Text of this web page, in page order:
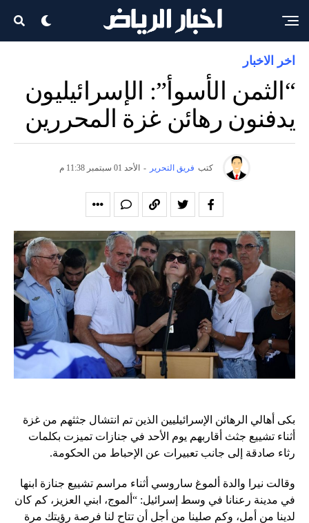
اخر الاخبار
“الثمن الأسوأ”: الإسرائيليون
يدفنون رهائن غزة المحررين
كتب فريق التحرير - الأحد 01 سبتمبر 11:38 م
بكى أهالي الرهائن الإسرائيليين الذين تم انتشال جثثهم من غزة
أثناء تشييع جثث أقاربهم يوم الأحد في جنازات تميزت بكلمات
رثاء صادقة إلى جانب تعبيرات عن الإحباط من الحكومة.
وقالت نيرا والدة ألموغ ساروسي أثناء مراسم تشييع جنازة ابنها
في مدينة رعنانا في وسط إسرائيل: “ألموج، ابني العزيز، كم كان
لدينا من أمل، وكم صلينا من أجل أن تتاح لنا فرصة رؤيتك مرة